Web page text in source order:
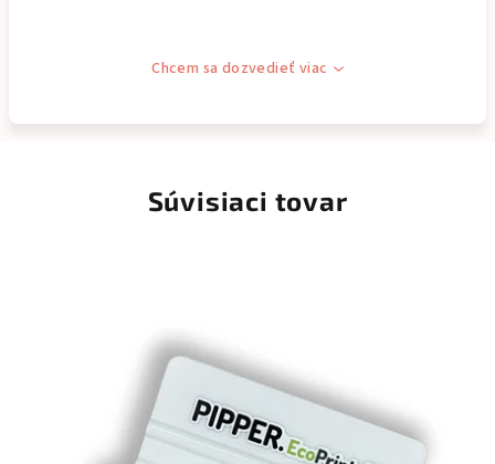
Chcem sa dozvedieť viac
Súvisiaci tovar